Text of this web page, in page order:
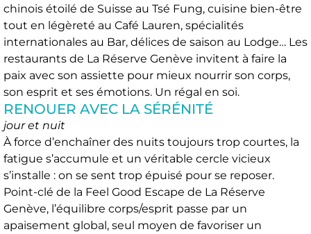
chinois étoilé de Suisse au Tsé Fung, cuisine bien-être
tout en légèreté au Café Lauren, spécialités
internationales au Bar, délices de saison au Lodge… Les
restaurants de La Réserve Genève invitent à faire la
paix avec son assiette pour mieux nourrir son corps,
son esprit et ses émotions. Un régal en soi.
RENOUER AVEC LA SÉRÉNITÉ
jour et nuit
À force d’enchaîner des nuits toujours trop courtes, la
fatigue s’accumule et un véritable cercle vicieux
s’installe : on se sent trop épuisé pour se reposer.
Point-clé de la Feel Good Escape de La Réserve
Genève, l’équilibre corps/esprit passe par un
apaisement global, seul moyen de favoriser un